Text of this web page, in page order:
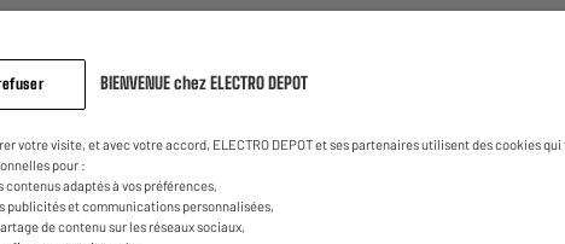
QUALITÉ/PRIX
Four VALBERG à chaleur tournante
MFO 65 H X 343C
BIENVENUE chez ELECTRO DEPOT
votre visite, et avec votre accord, ELECTRO DEPOT et ses partenaires utilisent des cookies
pour :
contenus adaptés à vos préférences,
publicités et communications personnalisées,
de contenu sur les réseaux sociaux,